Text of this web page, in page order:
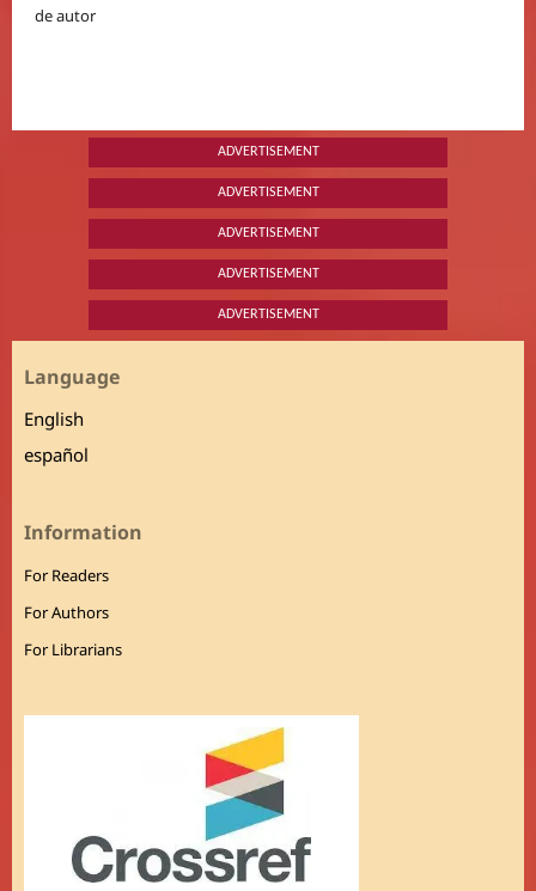
de autor
ADVERTISEMENT
ADVERTISEMENT
ADVERTISEMENT
ADVERTISEMENT
ADVERTISEMENT
Language
English
español
Information
For Readers
For Authors
For Librarians